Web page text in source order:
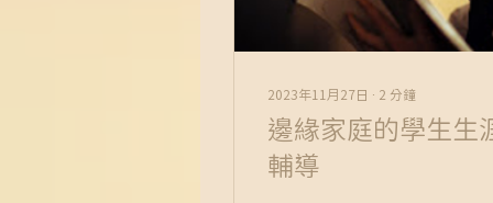
2023年11月27日 ∙ 2 分鐘
邊緣家庭的學生生
輔導